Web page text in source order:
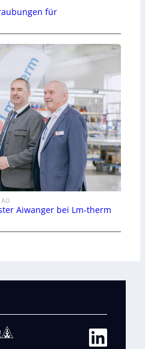
für
Aiwanger bei Lm-therm